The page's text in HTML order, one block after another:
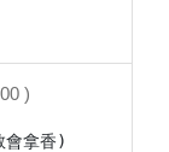
)
會拿香)